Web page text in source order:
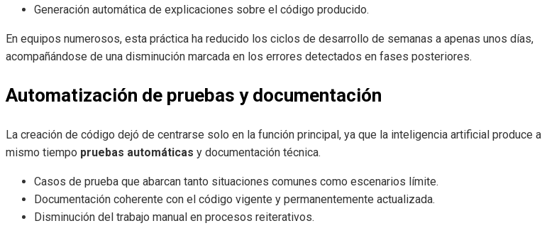
Generación automática de explicaciones sobre el código producido.
En equipos numerosos, esta práctica ha reducido los ciclos de desarrollo de semanas a apenas unos días,
acompañándose de una disminución marcada en los errores detectados en fases posteriores.
Automatización de pruebas y documentación
La creación de código dejó de centrarse solo en la función principal, ya que la inteligencia artificial produce al
mismo tiempo pruebas automáticas y documentación técnica.
Casos de prueba que abarcan tanto situaciones comunes como escenarios límite.
Documentación coherente con el código vigente y permanentemente actualizada.
Disminución del trabajo manual en procesos reiterativos.